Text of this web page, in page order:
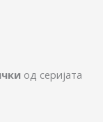
од серијата